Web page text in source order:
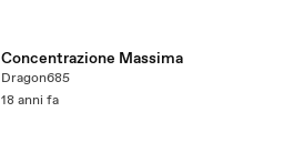
Concentrazione Massima
Dragon685
18 anni fa